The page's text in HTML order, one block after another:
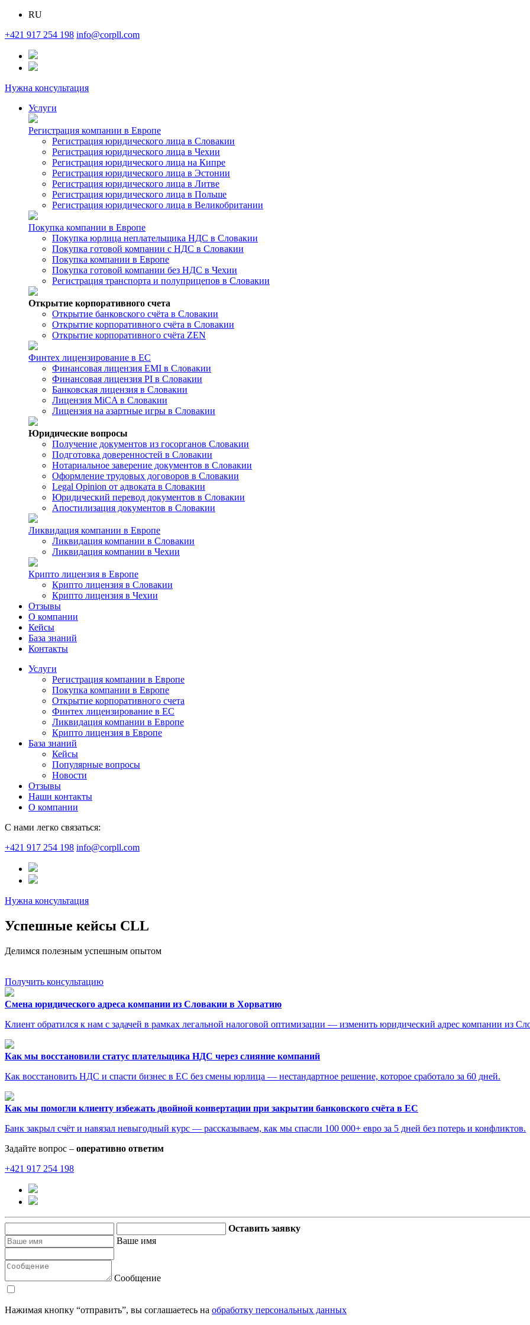
RU
+421 917 254 198 info@corpll.com
Нужна консультация
Услуги
Регистрация компании в Европе
Регистрация юридического лица в Словакии
Регистрация юридического лица в Чехии
Регистрация юридического лица на Кипре
Регистрация юридического лица в Эстонии
Регистрация юридического лица в Литве
Регистрация юридического лица в Польше
Регистрация юридического лица в Великобритании
Покупка компании в Европе
Покупка юрлица неплательщика НДС в Словакии
Покупка готовой компании с НДС в Словакии
Покупка компании в Европе
Покупка готовой компании без НДС в Чехии
Регистрация транспорта и полуприцепов в Словакии
Открытие корпоративного счета
Открытие банковского счёта в Словакии
Открытие корпоративного счёта в Словакии
Открытие корпоративного счёта ZEN
Финтех лицензирование в ЕС
Финансовая лицензия EMI в Словакии
Финансовая лицензия PI в Словакии
Банковская лицензия в Словакии
Лицензия MiCA в Словакии
Лицензия на азартные игры в Словакии
Юридические вопросы
Получение документов из госорганов Словакии
Подготовка доверенностей в Словакии
Нотариальное заверение документов в Словакии
Оформление трудовых договоров в Словакии
Legal Opinion от адвоката в Словакии
Юридический перевод документов в Словакии
Апостилизация документов в Словакии
Ликвидация компании в Европе
Ликвидация компании в Словакии
Ликвидация компании в Чехии
Крипто лицензия в Европе
Крипто лицензия в Словакии
Крипто лицензия в Чехии
Отзывы
О компании
Кейсы
База знаний
Контакты
Услуги
Регистрация компании в Европе
Покупка компании в Европе
Открытие корпоративного счета
Финтех лицензирование в ЕС
Ликвидация компании в Европе
Крипто лицензия в Европе
База знаний
Кейсы
Популярные вопросы
Новости
Отзывы
Наши контакты
О компании
С нами легко связаться:
+421 917 254 198 info@corpll.com
Нужна консультация
Успешные кейсы CLL
Делимся полезным успешным опытом
Получить консультацию
Смена юридического адреса компании из Словакии в Хорватию
Клиент обратился к нам с задачей в рамках легальной налоговой оптимизации — изменить юридический адрес компании из
Как мы восстановили статус плательщика НДС через слияние компаний
Как восстановить НДС и спасти бизнес в ЕС без смены юрлица — нестандартное решение, которое сработало за 60 дней.
Как мы помогли клиенту избежать двойной конвертации при закрытии банковского счёта в ЕС
Банк закрыл счёт и навязал невыгодный курс — рассказываем, как мы спасли 100 000+ евро за 5 дней без потерь и конфликтов.
Задайте вопрос – оперативно ответим
+421 917 254 198
Оставить заявку
Ваше имя
Сообщение
Нажимая кнопку “отправить”, вы соглашаетесь на обработку персональных данных